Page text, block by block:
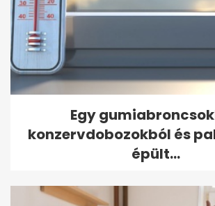
Egy
konzervdobozokból és
épült...